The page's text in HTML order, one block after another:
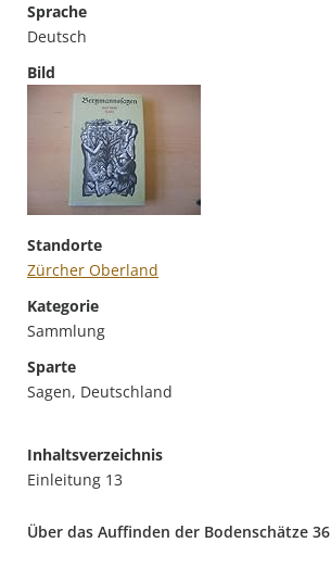
Sprache
Deutsch
Bild
Standorte
Zürcher Oberland
Kategorie
Sammlung
Sparte
Sagen, Deutschland
Inhaltsverzeichnis
Einleitung 13
Über das Auffinden der Bodenschätze 36